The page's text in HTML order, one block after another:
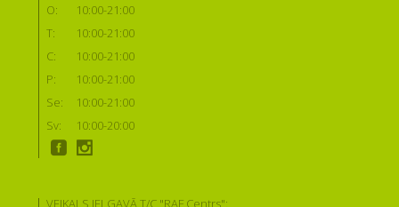
O:
10:00-21:00
T:
10:00-21:00
C:
10:00-21:00
P:
10:00-21:00
Se:
10:00-21:00
Sv:
10:00-20:00
VEIKALS JELGAVĀ T/C "RAF Centrs":